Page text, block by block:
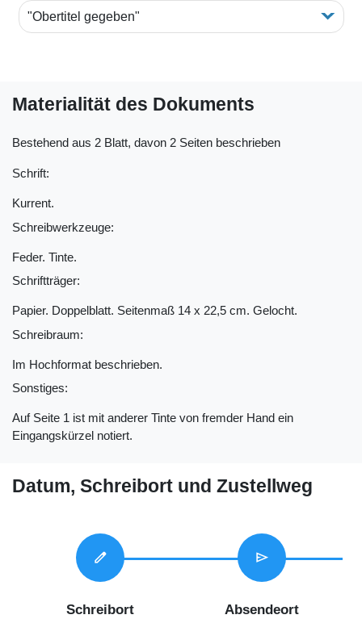
"Obertitel gegeben"
Materialität des Dokuments
Bestehend aus 2 Blatt, davon 2 Seiten beschrieben
Schrift:
Kurrent.
Schreibwerkzeuge:
Feder. Tinte.
Schriftträger:
Papier. Doppelblatt. Seitenmaß 14 x 22,5 cm. Gelocht.
Schreibraum:
Im Hochformat beschrieben.
Sonstiges:
Auf Seite 1 ist mit anderer Tinte von fremder Hand ein
Eingangskürzel notiert.
Datum, Schreibort und Zustellweg
edit
Schreibort
send
Absendeort